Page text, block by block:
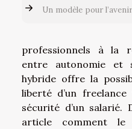
Un modèle pour
professionnels à la
entre autonomie et
hybride offre la
liberté d’un
sécurité d’un
article comment le